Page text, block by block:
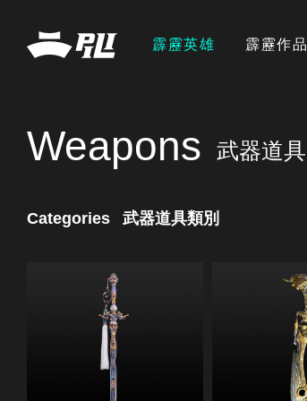
霹靂英雄 霹靂作品
Weapons 武器道具
Categories 武器道具類別